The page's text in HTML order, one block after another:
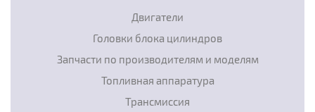
Двигатели
Головки блока цилиндров
Запчасти по производителям и моделям
Топливная аппаратура
Трансмиссия